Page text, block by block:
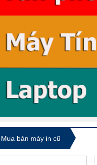
Mua bán máy in cũ